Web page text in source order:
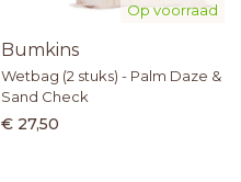
Op voorraad
Bumkins
Wetbag (2 stuks) - Palm Daze &
Sand Check
€ 27,50